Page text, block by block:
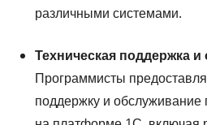
различными системами.
Техническая поддержка
Программисты
поддержку и